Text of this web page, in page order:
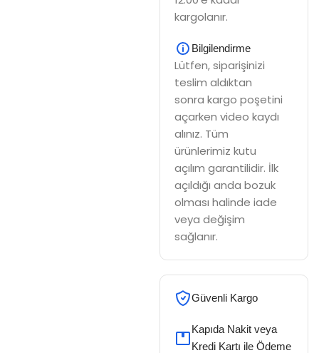
kargolanır.
Bilgilendirme
Lütfen, siparişinizi
teslim aldıktan
sonra kargo poşetini
açarken video kaydı
alınız. Tüm
ürünlerimiz kutu
açılım garantilidir. İlk
açıldığı anda bozuk
olması halinde iade
veya değişim
sağlanır.
Güvenli Kargo
Kapıda Nakit veya
Kredi Kartı ile Ödeme